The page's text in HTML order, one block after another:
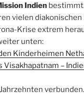
Indien
vielen
Krise extrem
unten:
Kinderheimen
Visakhapatnam –